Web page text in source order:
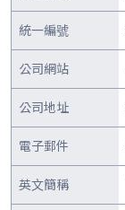
統一編號
公司網站
公司地址
電子郵件
英文簡稱